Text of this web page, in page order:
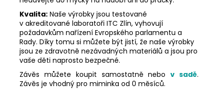
Kvalita: Naše výrobky jsou testované
v akreditované laboratoři ITC Zlín, vyhovují
požadavkům nařízení Evropského parlamentu a
Rady. Díky tomu si můžete být jistí, že naše výrobky
jsou ze zdravotně nezávadných materiálů a jsou pro
vaše děti naprosto bezpečné.
Závěs můžete koupit samostatně nebov sadě.
Závěs je vhodný pro miminka od 0 měsíců.